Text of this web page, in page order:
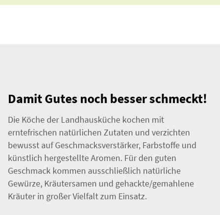
Damit Gutes noch besser schmeckt!
Die Köche der Landhausküche kochen mit
erntefrischen natürlichen Zutaten und verzichten
bewusst auf Geschmacksverstärker, Farbstoffe und
künstlich hergestellte Aromen. Für den guten
Geschmack kommen ausschließlich natürliche
Gewürze, Kräutersamen und gehackte/gemahlene
Kräuter in großer Vielfalt zum Einsatz.